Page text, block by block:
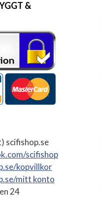
&
scifishop.se
scifishop
kopvillkor
mitt konto
24